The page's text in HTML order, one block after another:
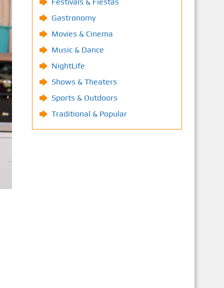
Gastronomy
Movies & Cinema
Music & Dance
NightLife
Shows & Theaters
Sports & Outdoors
Traditional & Popular